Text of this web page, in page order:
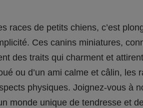
races de petits chiens, c’est
Ces canins miniatures,
des traits qui charment et
ou d’un ami calme et câlin,
physiques. Joignez-vous à
monde unique de tendresse et